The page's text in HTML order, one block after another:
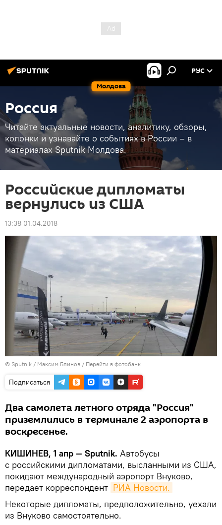
Молдова
РУС
Россия
Читайте актуальные новости, аналитику, обзоры,
колонки и узнавайте о событиях в России – в
материалах Sputnik Молдова.
Российские дипломаты
вернулись из США
13:38 01.04.2018
© Sputnik / Максим Блинов / Перейти в фотобанк
Подписаться
Два самолета летного отряда "Россия"
приземлились в терминале 2 аэропорта в
воскресенье.
КИШИНЕВ, 1 апр — Sputnik. Автобусы
с российскими дипломатами, высланными из США,
покидают международный аэропорт Внуково,
передает корреспондент РИА Новости.
Некоторые дипломаты, предположительно, уехали
из Внуково самостоятельно.